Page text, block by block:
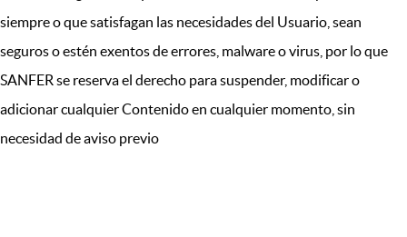
siempre o que satisfagan las necesidades del Usuario, sean
seguros o estén exentos de errores, malware o virus, por lo que
SANFER se reserva el derecho para suspender, modificar o
adicionar cualquier Contenido en cualquier momento, sin
necesidad de aviso previo